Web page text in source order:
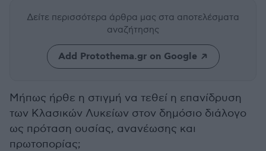
Δείτε περισσότερα άρθρα μας στα αποτελέσματα
αναζήτησης
Add Protothema.gr on Google
Μήπως ήρθε η στιγμή να τεθεί η επανίδρυση
των Κλασικών Λυκείων στον δημόσιο διάλογο
ως πρόταση ουσίας, ανανέωσης και
πρωτοπορίας;